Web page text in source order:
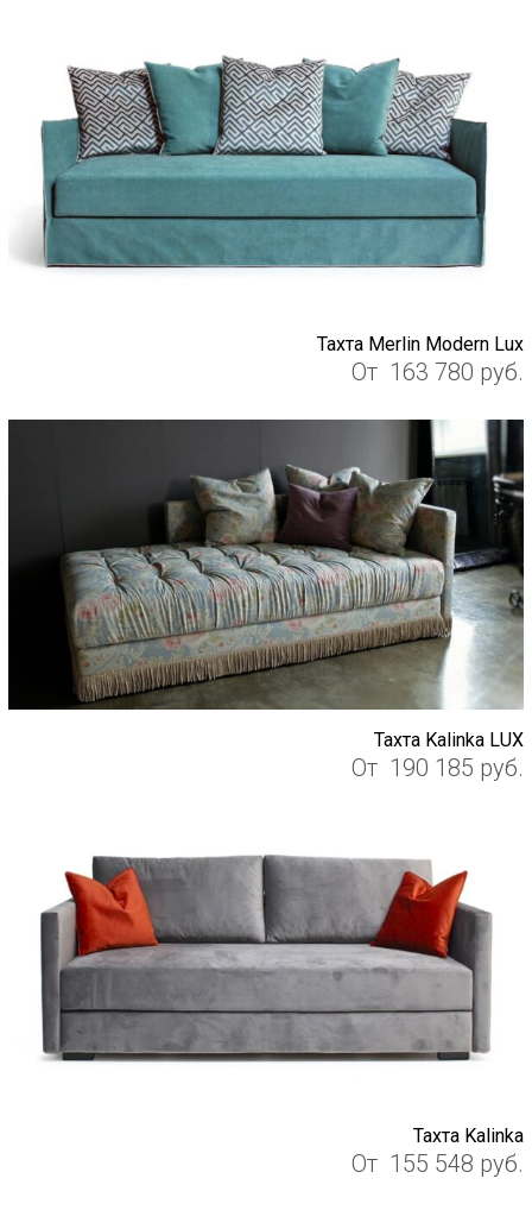
Тахта Merlin Modern Lux
От 163 780 руб.
Тахта Kalinka LUX
От 190 185 руб.
Тахта Kalinka
От 155 548 руб.